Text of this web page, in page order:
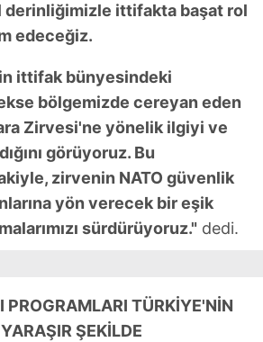
ittifakta başat rol
edeceğiz.
ittifak bünyesindeki
bölgemizde cereyan eden
Zirvesi'ne yönelik ilgiyi ve
görüyoruz. Bu
zirvenin NATO güvenlik
yön verecek bir eşik
sürdürüyoruz." dedi.
PROGRAMLARI TÜRKİYE'NİN
ŞEKİLDE